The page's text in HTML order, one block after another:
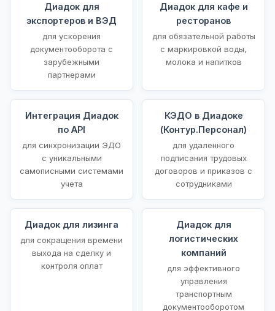
Диадок для
экспортеров и ВЭД
для ускорения
документооборота с
зарубежными
партнерами
Диадок для кафе и
ресторанов
для обязательной работы
с маркировкой воды,
молока и напитков
Интеграция Диадок
по API
для синхронизации ЭДО
с уникальными
самописными системами
учета
КЭДО в Диадоке
(Контур.Персонал)
для удаленного
подписания трудовых
договоров и приказов с
сотрудниками
Диадок для лизинга
для сокращения времени
выхода на сделку и
контроля оплат
Диадок для
логистических
компаний
для эффективного
управления
транспортным
документооборотом